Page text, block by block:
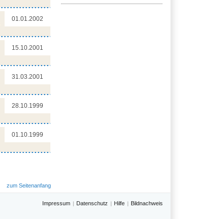
01.01.2002
15.10.2001
31.03.2001
28.10.1999
01.10.1999
zum Seitenanfang
Impressum Datenschutz Hilfe Bildnachweis